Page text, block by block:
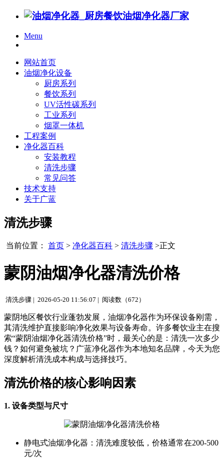
Menu
网站首页
油烟净化设备
厨房系列
餐饮系列
UV活性碳系列
工业系列
烟罩一体机
工程案例
净化器百科
安装教程
清洗步骤
常见问答
技术支持
关于广蓝
清洗步骤
当前位置： 首页 > 净化器百科 > 清洗步骤 >正文
蒙阴油烟净化器清洗价格
清洗步骤 | 2026-05-20 11:56:07 | 阅读数（672）
蒙阴地区餐饮行业蓬勃发展，油烟净化器作为环保设备刚需，
其清洗维护直接影响净化效果与设备寿命。许多餐饮业主在搜
索“蒙阴油烟净化器清洗价格”时，最关心的是：清洗一次多少
钱？如何避免被坑？广蓝净化器作为本地知名品牌，今天为您
深度解析清洗成本构成与选择技巧。
清洗价格的核心影响因素
1. 设备类型与尺寸
静电式油烟净化器：清洗难度较低，价格通常在200-500
元/次